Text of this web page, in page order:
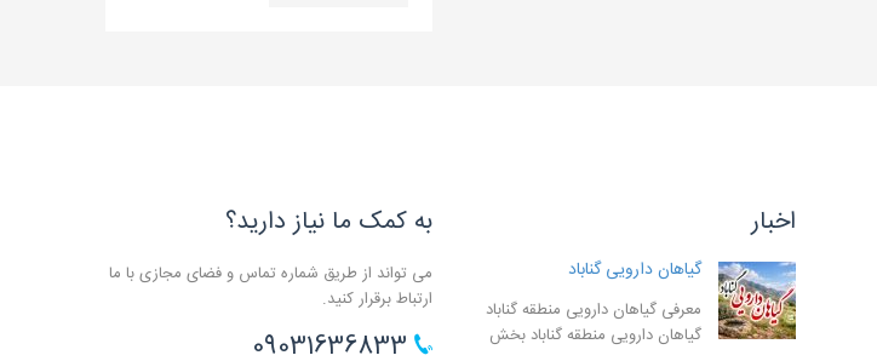
اخبار
گیاهان دارویی گناباد
معرفی گیاهان دارویی منطقه گناباد
گیاهان دارویی منطقه گناباد بخش
به کمک ما نیاز دارید؟
می تواند از طریق شماره تماس و فضای مجازی با ما
ارتباط برقرار کنید.